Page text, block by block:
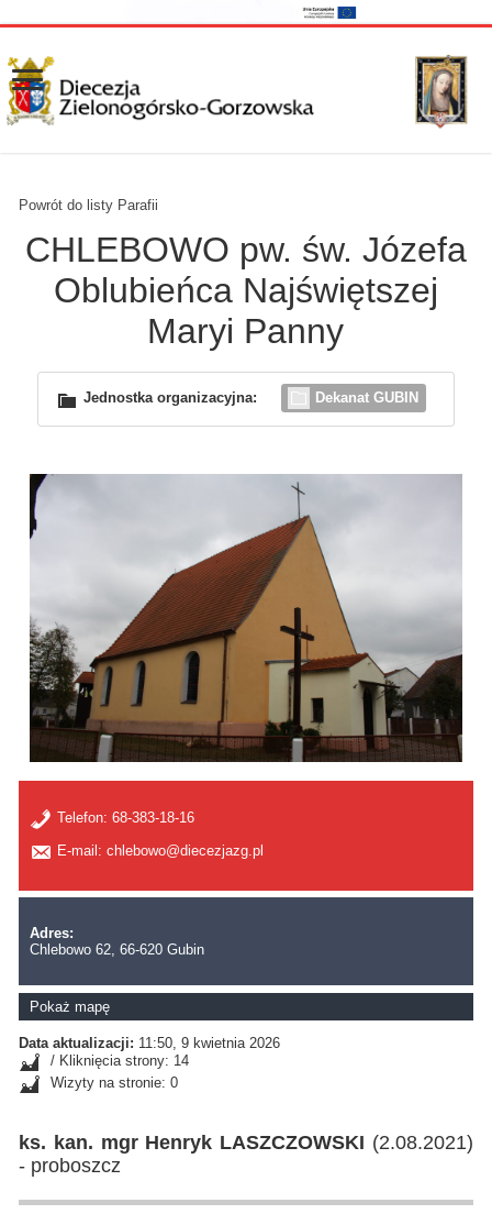
Powrót do listy Parafii
CHLEBOWO pw. św. Józefa
Oblubieńca Najświętszej
Maryi Panny
Jednostka organizacyjna: Dekanat GUBIN
Telefon:68-383-18-16
E-mail: chlebowo@diecezjazg.pl
Adres:
Chlebowo 62, 66-620 Gubin
Pokaż mapę
Data aktualizacji: 11:50, 9 kwietnia 2026
/ Kliknięcia strony: 14
Wizyty na stronie: 0
ks. kan. mgr Henryk LASZCZOWSKI (2.08.2021)
- proboszcz